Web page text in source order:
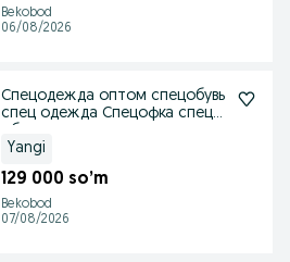
Bekobod
06/08/2026
Спецодежда оптом спецобувь
спец одежда Спецофка спец
Yangi
129 000 so’m
Bekobod
07/08/2026